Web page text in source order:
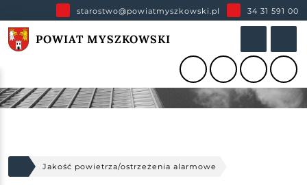
starostwo@powiatmyszkowski.pl 34 31 591 00
POWIAT MYSZKOWSKI
Jakość powietrza/ostrzeżenia alarmowe